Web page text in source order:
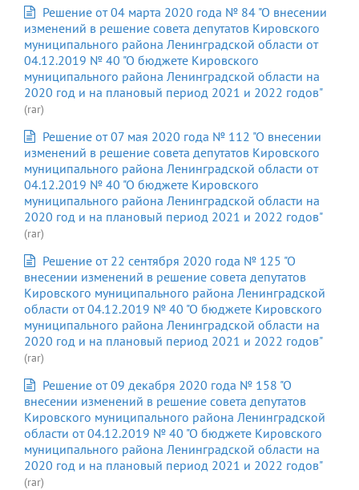
Решение от 04 марта 2020 года № 84 "О внесении
изменений в решение совета депутатов Кировского
муниципального района Ленинградской области от
04.12.2019 № 40 "О бюджете Кировского
муниципального района Ленинградской области на
2020 год и на плановый период 2021 и 2022 годов"
(rar)
Решение от 07 мая 2020 года № 112 "О внесении
изменений в решение совета депутатов Кировского
муниципального района Ленинградской области от
04.12.2019 № 40 "О бюджете Кировского
муниципального района Ленинградской области на
2020 год и на плановый период 2021 и 2022 годов"
(rar)
Решение от 22 сентября 2020 года № 125 "О
внесении изменений в решение совета депутатов
Кировского муниципального района Ленинградской
области от 04.12.2019 № 40 "О бюджете Кировского
муниципального района Ленинградской области на
2020 год и на плановый период 2021 и 2022 годов"
(rar)
Решение от 09 декабря 2020 года № 158 "О
внесении изменений в решение совета депутатов
Кировского муниципального района Ленинградской
области от 04.12.2019 № 40 "О бюджете Кировского
муниципального района Ленинградской области на
2020 год и на плановый период 2021 и 2022 годов"
(rar)